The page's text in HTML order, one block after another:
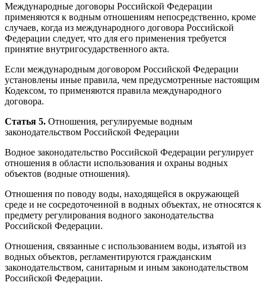
Международные договоры Российской Федерации
применяются к водным отношениям непосредственно, кроме
случаев, когда из международного договора Российской
Федерации следует, что для его применения требуется
принятие внутригосударственного акта.
Если международным договором Российской Федерации
установлены иные правила, чем предусмотренные настоящим
Кодексом, то применяются правила международного
договора.
Статья 5. Отношения, регулируемые водным
законодательством Российской Федерации
Водное законодательство Российской Федерации регулирует
отношения в области использования и охраны водных
объектов (водные отношения).
Отношения по поводу воды, находящейся в окружающей
среде и не сосредоточенной в водных объектах, не относятся к
предмету регулирования водного законодательства
Российской Федерации.
Отношения, связанные с использованием воды, изъятой из
водных объектов, регламентируются гражданским
законодательством, санитарным и иным законодательством
Российской Федерации.